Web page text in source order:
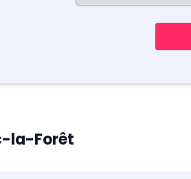
la-Forêt